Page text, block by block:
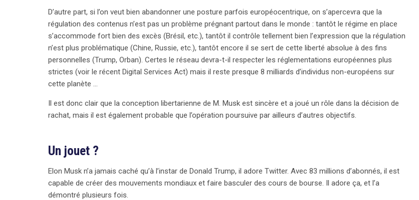
D’autre part, si l’on veut bien abandonner une posture parfois européocentrique, on s’apercevra que la
régulation des contenus n’est pas un problème prégnant partout dans le monde : tantôt le régime en place
s’accommode fort bien des excès (Brésil, etc.), tantôt il contrôle tellement bien l’expression que la régulation
n’est plus problématique (Chine, Russie, etc.), tantôt encore il se sert de cette liberté absolue à des fins
personnelles (Trump, Orban). Certes le réseau devra-t-il respecter les réglementations européennes plus
strictes (voir le récent Digital Services Act) mais il reste presque 8 milliards d’individus non-européens sur
cette planète …
Il est donc clair que la conception libertarienne de M. Musk est sincère et a joué un rôle dans la décision de
rachat, mais il est également probable que l’opération poursuive par ailleurs d’autres objectifs.
Un jouet ?
Elon Musk n’a jamais caché qu’à l’instar de Donald Trump, il adore Twitter. Avec 83 millions d’abonnés, il est
capable de créer des mouvements mondiaux et faire basculer des cours de bourse. Il adore ça, et l’a
démontré plusieurs fois.